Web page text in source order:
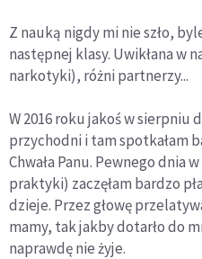
Z nauką nigdy mi nie szło,
następnej klasy. Uwikłana w
narkotyki), różni partnerzy...
W 2016 roku jakoś w sierpniu
przychodni i tam spotkałam
Chwała Panu. Pewnego dnia
praktyki) zaczęłam bardzo
dzieje. Przez głowę
mamy, tak jakby dotarło do
naprawdę nie żyje.